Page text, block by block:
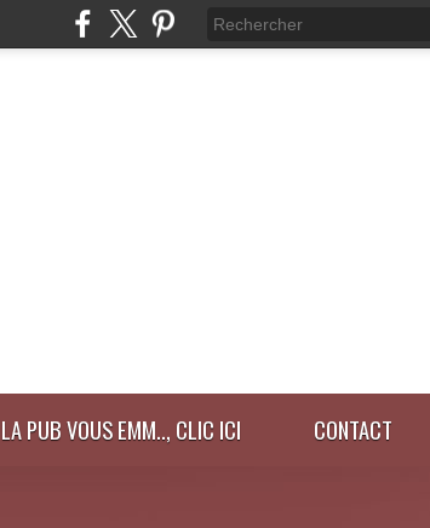
LA PUB VOUS EMM.., CLIC ICI CONTACT